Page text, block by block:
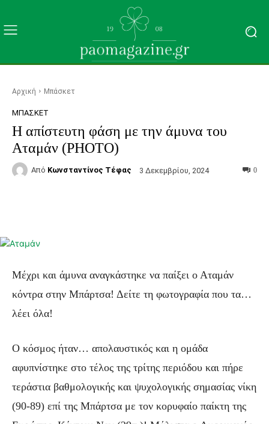
Αρχική Μπάσκετ
ΜΠΆΣΚΕΤ
Η απίστευτη φάση με την άμυνα του
Αταμάν (PHOTO)
Από Κωνσταντίνος Τέφας 3 Δεκεμβρίου, 2024 0
Μέχρι και άμυνα αναγκάστηκε να παίξει ο Αταμάν
κόντρα στην Μπάρτσα! Δείτε τη φωτογραφία που τα…
λέει όλα!
Ο κόσμος ήταν… απολαυστικός και η ομάδα
αφυπνίστηκε στο τέλος της τρίτης περιόδου και πήρε
τεράστια βαθμολογικής και ψυχολογικής σημασίας νίκη
(90-89) επί της Μπάρτσα με τον κορυφαίο παίκτη της